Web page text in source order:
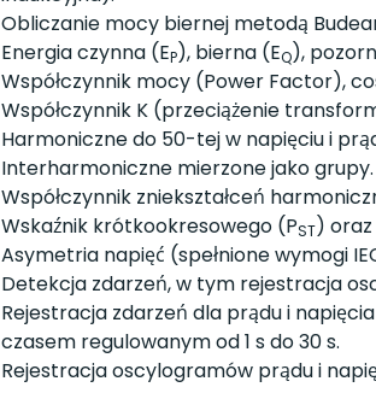
Obliczanie mocy biernej metodą
Energia czynna (EP), bierna (EQ),
Współczynnik mocy (Power Factor),
Współczynnik K (przeciążenie
Harmoniczne do 50-tej w napięciu i
Interharmoniczne mierzone jako grupy.
Współczynnik zniekształceń
Wskaźnik krótkookresowego (PST) oraz
Asymetria napięć (spełnione wymogi
Detekcja zdarzeń, w tym rejestracja
Rejestracja zdarzeń dla prądu i
czasem regulowanym od 1 s do 30 s.
Rejestracja oscylogramów prądu i